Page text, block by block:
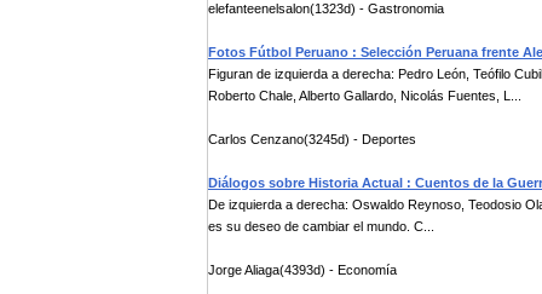
elefanteenelsalon(1323d) - Gastronomia
Fotos Fútbol Peruano : Selección Peruana frente
Figuran de izquierda a derecha: Pedro León, Teófilo
Roberto Chale, Alberto Gallardo, Nicolás Fuentes, L...
Carlos Cenzano(3245d) - Deportes
Diálogos sobre Historia Actual : Cuentos de la
De izquierda a derecha: Oswaldo Reynoso, Teodosio
es su deseo de cambiar el mundo. C...
Jorge Aliaga(4393d) - Economía